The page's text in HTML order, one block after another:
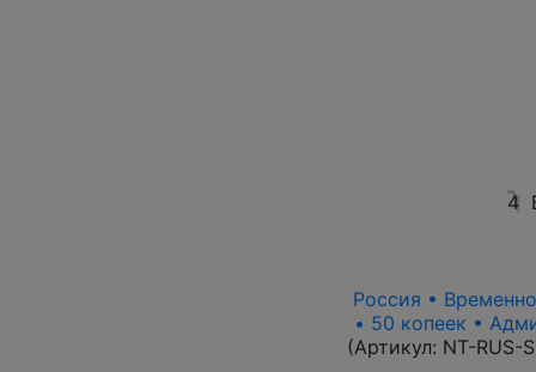
4
Россия •
• 50 копеек •
(Артикул: NT-RUS-